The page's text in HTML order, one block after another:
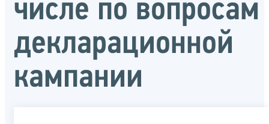
числе по вопросам
декларационной
кампании